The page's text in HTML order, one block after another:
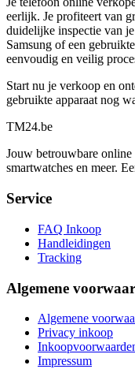
eerlijk. Je profiteert van
duidelijke inspectie van
Samsung of een
eenvoudig en veilig
Start nu je verkoop en
gebruikte apparaat nog
TM24.be
Jouw betrouwbare online
smartwatches en meer.
Service
FAQ Inkoop
Handleidingen
Tracking
Algemene
Algemene
Privacy inkoop
Impressum